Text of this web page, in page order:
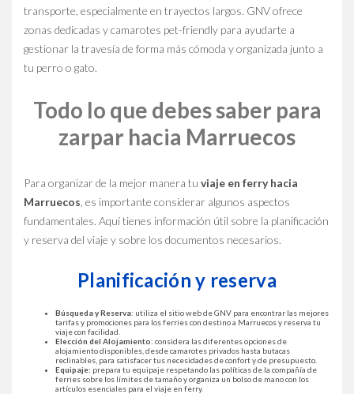
transporte, especialmente en trayectos largos. GNV ofrece
zonas dedicadas y camarotes pet-friendly para ayudarte a
gestionar la travesía de forma más cómoda y organizada junto a
tu perro o gato.
Todo lo que debes saber para
zarpar hacia Marruecos
Para organizar de la mejor manera tu viaje en ferry hacia
Marruecos , es importante considerar algunos aspectos
fundamentales. Aquí tienes información útil sobre la planificación
y reserva del viaje y sobre los documentos necesarios.
Planificación y reserva
Búsqueda y Reserva: utiliza el sitio web de GNV para encontrar las mejores
tarifas y promociones para los ferries con destino a Marruecos y reserva tu
viaje con facilidad.
Elección del Alojamiento: considera las diferentes opciones de
alojamiento disponibles, desde camarotes privados hasta butacas
reclinables, para satisfacer tus necesidades de confort y de presupuesto.
Equipaje: prepara tu equipaje respetando las políticas de la compañía de
ferries sobre los límites de tamaño y organiza un bolso de mano con los
artículos esenciales para el viaje en ferry.